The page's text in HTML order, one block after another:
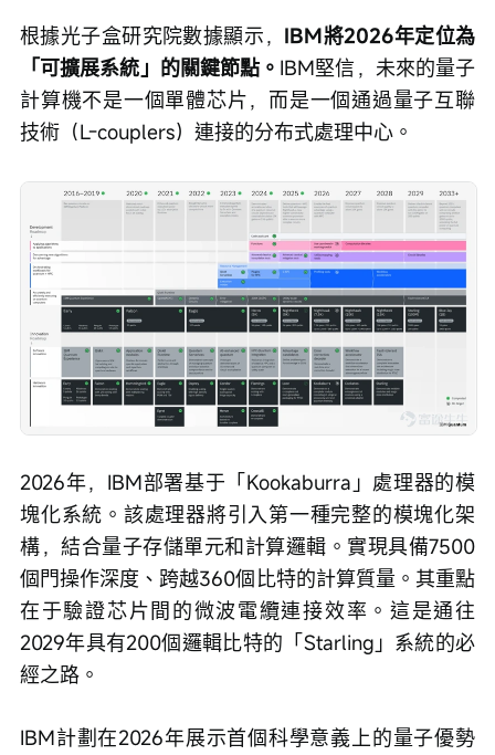
根據光子盒研究院數據顯示， IBM將2026年定位為
「可擴展系統」的關鍵節點。 IBM堅信，未來的量子
計算機不是一個單體芯片，而是一個通過量子互聯
技術（L-couplers）連接的分布式處理中心。
2026年，IBM部署基于「Kookaburra」處理器的模
塊化系統。該處理器將引入第一種完整的模塊化架
構，結合量子存儲單元和計算邏輯。實現具備7500
個門操作深度、跨越360個比特的計算質量。其重點
在于驗證芯片間的微波電纜連接效率。這是通往
2029年具有200個邏輯比特的「Starling」系統的必
經之路。
IBM計劃在2026年展示首個科學意義上的量子優勢